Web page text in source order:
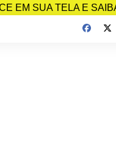
EM SUA TELA E